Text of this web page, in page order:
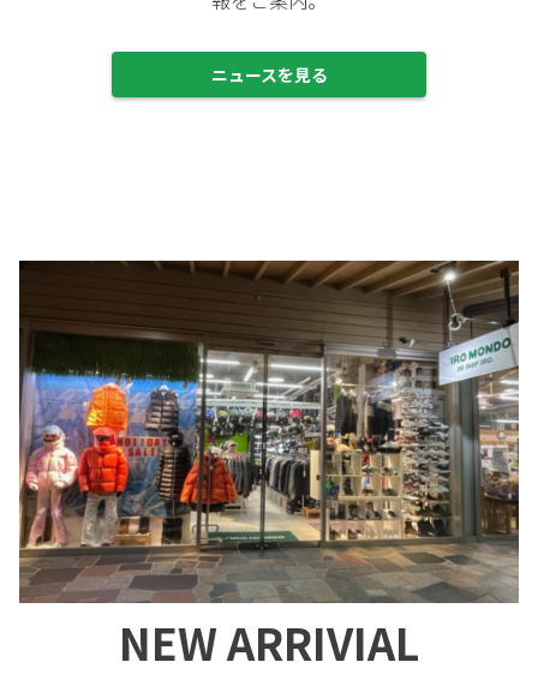
ニュースを見る
NEW ARRIVIAL